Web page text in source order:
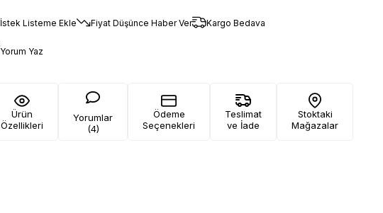
İstek Listeme Ekle Fiyat Düşünce Haber Ver Kargo Bedava
Yorum Yaz
Ürün
Özellikleri
Yorumlar
(4)
Ödeme
Seçenekleri
Teslimat
ve İade
Stoktaki
Mağazalar